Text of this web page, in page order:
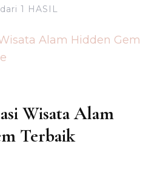
1 HASIL
Wisata Alam
Terbaik